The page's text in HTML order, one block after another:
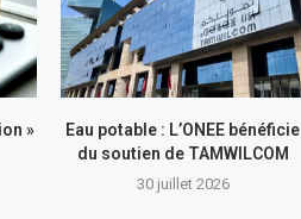
»
Eau potable : L’ONEE bénéficie
du soutien de TAMWILCOM
30 juillet 2026